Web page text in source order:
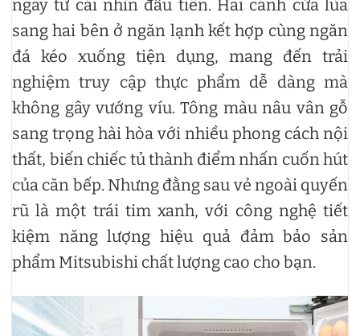
ngay từ cái nhìn đầu tiên. Hai cánh cửa lùa
sang hai bên ở ngăn lạnh kết hợp cùng ngăn
đá kéo xuống tiện dụng, mang đến trải
nghiệm truy cập thực phẩm dễ dàng mà
không gây vướng víu. Tông màu nâu vân gỗ
sang trọng hài hòa với nhiều phong cách nội
thất, biến chiếc tủ thành điểm nhấn cuốn hút
của căn bếp. Nhưng đằng sau vẻ ngoài quyến
rũ là một trái tim xanh, với công nghệ tiết
kiệm năng lượng hiệu quả đảm bảo sản
phẩm Mitsubishi chất lượng cao cho bạn.